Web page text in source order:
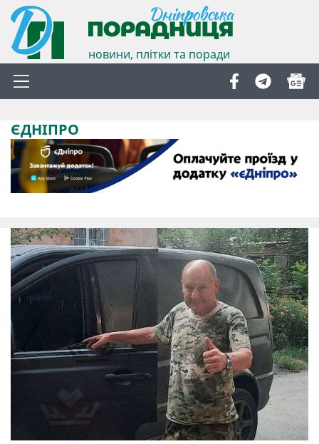
новини, плітки та поради
ЄДНІПРО